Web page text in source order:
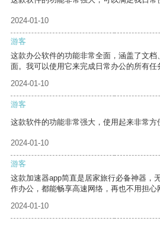
2024-01-10
游客
这款办公软件的功能非常全面，涵盖了文
面。我可以使用它来完成日常办公的所有任
2024-01-10
游客
这款软件的功能非常强大，使用起来非常方
2024-01-10
游客
这款加速器app简直是居家旅行必备神器，
作办公，都能畅享高速网络，再也不用担心
2024-01-10